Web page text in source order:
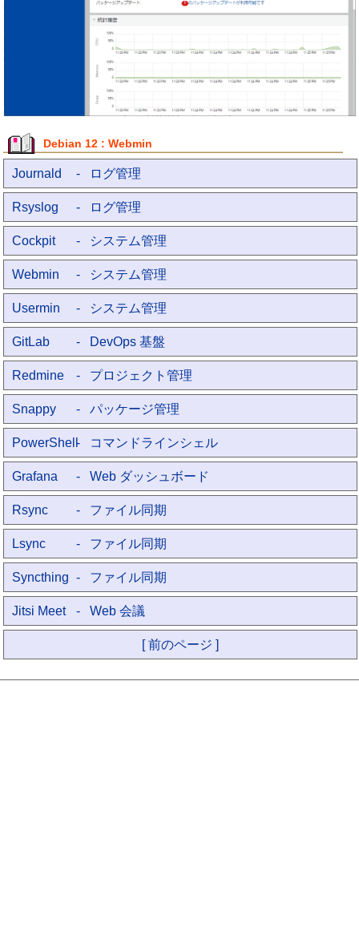
Debian 12 : Webmin
Journald - ログ管理
Rsyslog - ログ管理
Cockpit - システム管理
Webmin - システム管理
Usermin - システム管理
GitLab - DevOps 基盤
Redmine - プロジェクト管理
Snappy - パッケージ管理
PowerShell- コマンドラインシェル
Grafana - Web ダッシュボード
Rsync - ファイル同期
Lsync - ファイル同期
Syncthing - ファイル同期
Jitsi Meet - Web 会議
[ 前のページ ]